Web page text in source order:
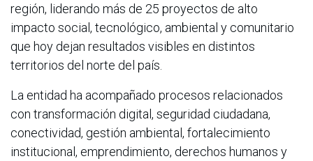
región, liderando más de 25 proyectos de alto
impacto social, tecnológico, ambiental y comunitario
que hoy dejan resultados visibles en distintos
territorios del norte del país.
La entidad ha acompañado procesos relacionados
con transformación digital, seguridad ciudadana,
conectividad, gestión ambiental, fortalecimiento
institucional, emprendimiento, derechos humanos y